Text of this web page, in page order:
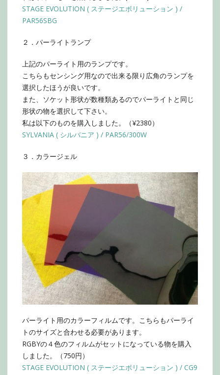
STAGE EVOLUTION ( ステージエボリューション ) /
PAR56SBG
２．パーライトランプ
上記のパーライト用のランプです。
こちらもセンシング用なので出来る限り広角のランプを
選択したほうが良いです。
また、ソケット形状が数種類あるのでパーライトと同じ
形状の物を選択して下さい。
私は以下のものを購入しました。（¥2380）
SYLVANIA ( シルバニア ) / PAR56/300W
３．カラージェル
パーライト用のカラーフィルムです。こちらもパーライ
トのサイズと合わせる必要があります。
RGBYの４色のフィルムがセットになっている物を購入
しました。（750円）
STAGE EVOLUTION ( ステージエボリューション ) / CG9